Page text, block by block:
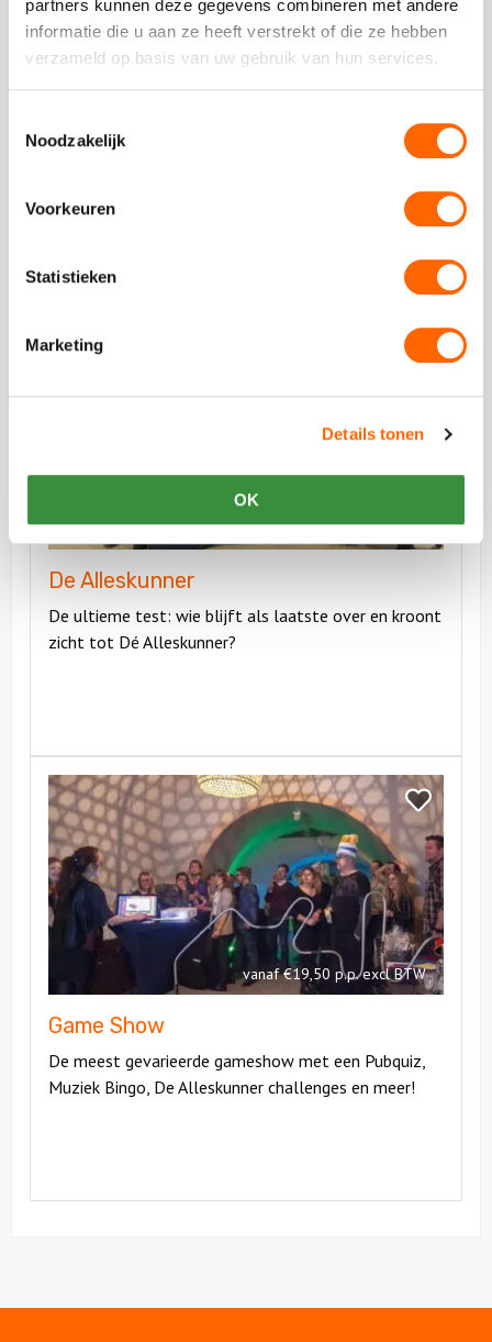
partners kunnen deze gegevens combineren met andere
informatie die u aan ze heeft verstrekt of die ze hebben
verzameld op basis van uw gebruik van hun services.
Noodzakelijk
Voorkeuren
Statistieken
Marketing
Details tonen
OK
Pubquiz
Bekijk
vanaf €24,50 p.p. excl BTW
De Alleskunner
De ultieme test: wie blijft als laatste over en kroont
zicht tot Dé Alleskunner?
De
Bekijk
Game
Show
vanaf €19,50 p.p. excl BTW
Game Show
De meest gevarieerde gameshow met een Pubquiz,
Muziek Bingo, De Alleskunner challenges en meer!
Game
Show